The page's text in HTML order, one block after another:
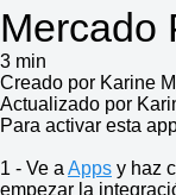
Mercado
3 min
Creado por Karine
Actualizado por
Para activar esta
1 - Ve a Apps y haz
empezar la